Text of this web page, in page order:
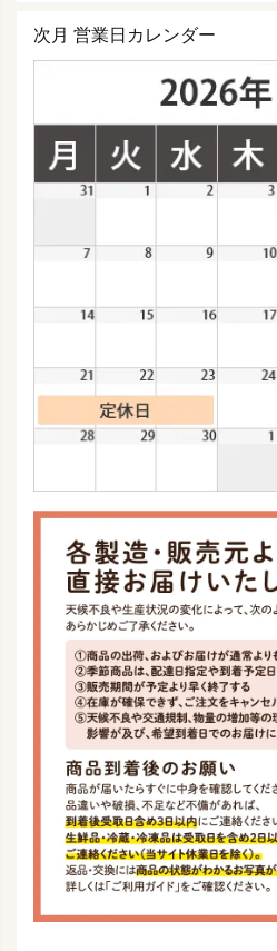
次月 営業日カレンダー